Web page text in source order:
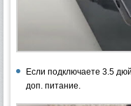
Если подключаете 3.5
доп. питание.